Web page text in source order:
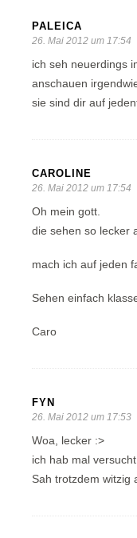
PALEICA
26. Mai 2012 um 17:54
ich seh neuerdings
anschauen
sie sind dir auf
CAROLINE
26. Mai 2012 um 17:54
Oh mein gott.
die sehen so lecker
mach ich auf jeden
Sehen einfach
Caro
FYN
26. Mai 2012 um 17:53
Woa, lecker :>
ich hab mal
Sah trotzdem witzig